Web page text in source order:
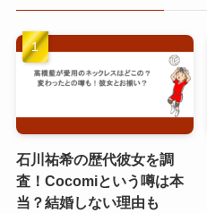
石川祐希の歴代彼女を調
査！Cocomiという噂は本
当？結婚しない理由も